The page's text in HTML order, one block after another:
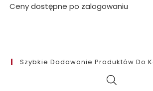
Ceny dostępne po zalogowaniu
Szybkie Dodawanie Produktów Do